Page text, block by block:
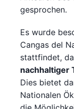
gesprochen.
Es wurde
Cangas del
stattfindet,
nachhaltiger
Dies bietet
Nationalen